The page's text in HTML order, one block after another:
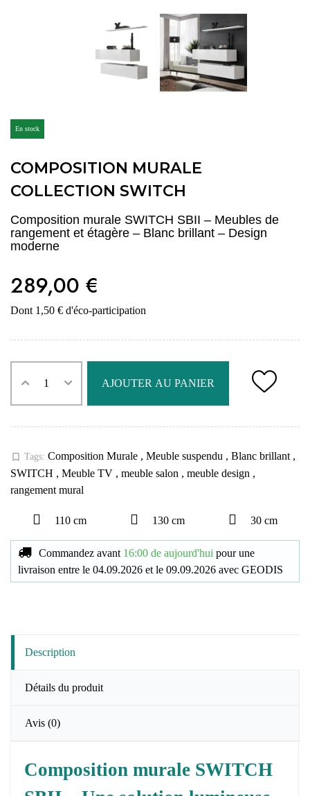
En stock
COMPOSITION MURALE
COLLECTION SWITCH
Composition murale SWITCH SBII – Meubles de
rangement et étagère – Blanc brillant – Design
moderne
289,00 €
Dont 1,50 € d'éco-participation
AJOUTER AU PANIER
bookmark_border Tags: Composition Murale , Meuble suspendu , Blanc brillant ,
SWITCH , Meuble TV , meuble salon , meuble design ,
rangement mural
110 cm 130 cm 30 cm
Commandez avant 16:00 de aujourd'hui pour une
livraison entre le 04.09.2026 et le 09.09.2026 avec GEODIS
Description
Détails du produit
Avis (0)
Composition murale SWITCH